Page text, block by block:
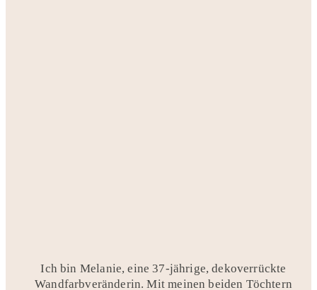
Ich bin Melanie, eine 37-jährige, dekoverrückte
Wandfarbveränderin. Mit meinen beiden Töchtern